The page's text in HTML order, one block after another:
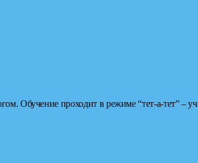
Обучение проходит в режиме “тет-а-тет” –